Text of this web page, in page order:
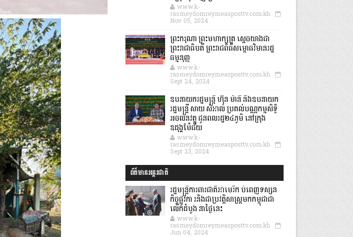
www.k-
rasmeydomreymeasposttv.com.kh
Nov 05, 2024
ព្រះករុណា ព្រះមហាក្សត្រ ស្តេចយាងជា
ព្រះរាជាធិបតី ព្រះរាជពិធីសម្ពោធវិមានរដ្ឋ
ធម្មនុញ្ញ
www.k-
rasmeydomreymeasposttv.com.kh
Sept 24, 2024
ឧបនាយករដ្ឋមន្ដ្រី ហ៊ុន ម៉ានី និងឧបនាយក
រដ្ឋមន្ដ្រី សាយ សំអាល់ ប្រគល់បណ្ណកម្មសិទ្ធិ
អចលនវត្ថុ ជូនពលរដ្ឋ២៤ភូមិ នៅក្រុង
ឧដុង្គម៉ែជ័យ
www.k-
rasmeydomreymeasposttv.com.kh
Sept 23, 2024
ព័ត៌មានអន្តរជាតិ
រដ្ឋមន្រ្តីការពារជាតិអាមេរិក បំពេញទស្សន
កិច្ចផ្លូវកា រនិងជាប្រវត្តិសាស្រ្តមកកម្ពុជាជា
លើកដំបូង នាថ្ងៃនេះ
www.k-
rasmeydomreymeasposttv.com.kh
Jun 04, 2024